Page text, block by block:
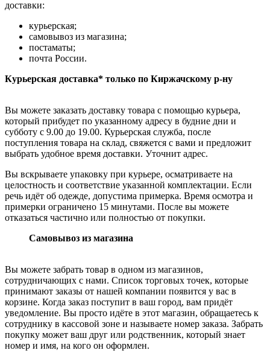
доставки:
курьерская;
самовывоз из магазина;
постаматы;
почта России.
Курьерская доставка* только по Киржачскому р-ну
Вы можете заказать доставку товара с помощью курьера,
который прибудет по указанному адресу в будние дни и
субботу с 9.00 до 19.00. Курьерская служба, после
поступления товара на склад, свяжется с вами и предложит
выбрать удобное время доставки. Уточнит адрес.
Вы вскрываете упаковку при курьере, осматриваете на
целостность и соответствие указанной комплектации. Если
речь идёт об одежде, допустима примерка. Время осмотра и
примерки ограничено 15 минутами. После вы можете
отказаться частично или полностью от покупки.
Самовывоз из магазина
Вы можете забрать товар в одном из магазинов,
сотрудничающих с нами. Список торговых точек, которые
принимают заказы от нашей компании появится у вас в
корзине. Когда заказ поступит в ваш город, вам придёт
уведомление. Вы просто идёте в этот магазин, обращаетесь к
сотруднику в кассовой зоне и называете номер заказа. Забрать
покупку может ваш друг или родственник, который знает
номер и имя, на кого он оформлен.